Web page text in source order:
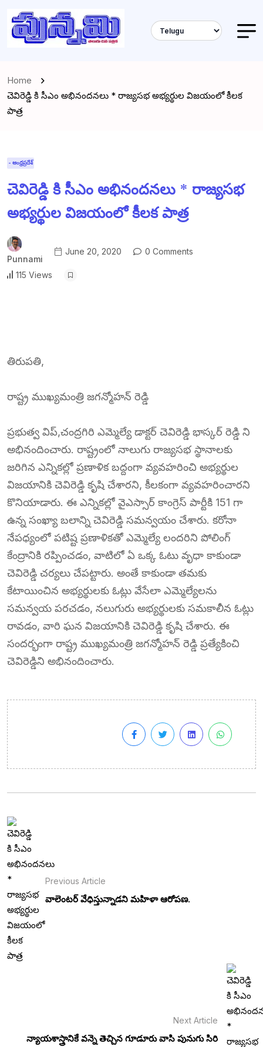
Home
చెవిరెడ్డి కి సీఎం అభినందనలు * రాజ్యసభ అభ్యర్థుల విజయంలో కీలక
పాత్ర
- ఆంధ్రప్రదేశ్
చెవిరెడ్డి కి సీఎం అభినందనలు * రాజ్యసభ
అభ్యర్థుల విజయంలో కీలక పాత్ర
Punnami
June 20, 2020 0 Comments
115 Views
తిరుపతి,
రాష్ట్ర ముఖ్యమంత్రి జగన్మోహన్ రెడ్డి
ప్రభుత్వ విప్,చంద్రగిరి ఎమ్మెల్యే డాక్టర్ చెవిరెడ్డి భాస్కర్ రెడ్డి ని
అభినందించారు. రాష్ట్రంలో నాలుగు రాజ్యసభ స్థానాలకు
జరిగిన ఎన్నికల్లో ప్రణాళిక బద్దంగా వ్యవహరించి అభ్యర్థుల
విజయానికి చెవిరెడ్డి కృషి చేశారని, కీలకంగా వ్యవహరించారని
కొనియాడారు. ఈ ఎన్నికల్లో వైఎస్సార్ కాంగ్రెస్ పార్టీకి 151 గా
ఉన్న సంఖ్యా బలాన్ని చెవిరెడ్డి సమన్వయం చేశారు. కరోనా
నేపధ్యంలో పటిష్ట ప్రణాళికతో ఎమ్మెల్యే లందరిని పోలింగ్
కేంద్రానికి రప్పించడం, వాటిలో ఏ ఒక్క ఓటు వృధా కాకుండా
చెవిరెడ్డి చర్యలు చేపట్టారు. అంతే కాకుండా తమకు
కేటాయించిన అభ్యర్థులకు ఓట్లు వేసేలా ఎమ్మెల్యేలను
సమన్వయ పరచడం, నలుగురు అభ్యర్థులకు సమకాలీన ఓట్లు
రావడం, వారి ఘన విజయానికి చెవిరెడ్డి కృషి చేశారు. ఈ
సందర్భంగా రాష్ట్ర ముఖ్యమంత్రి జగన్మోహన్ రెడ్డి ప్రత్యేకించి
చెవిరెడ్డిని అభినందించారు.
Previous Article
వాలెంటర్ వేధిస్తున్నాడని మహిళా ఆరోపణ.
Next Article
న్యాయశాస్త్రానికే వన్నె తెచ్చిన గూడూరు వాసి పునుగు సిరి